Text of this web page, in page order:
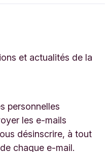
et actualités de la
personnelles
les e-mails
désinscrire, à tout
chaque e-mail.